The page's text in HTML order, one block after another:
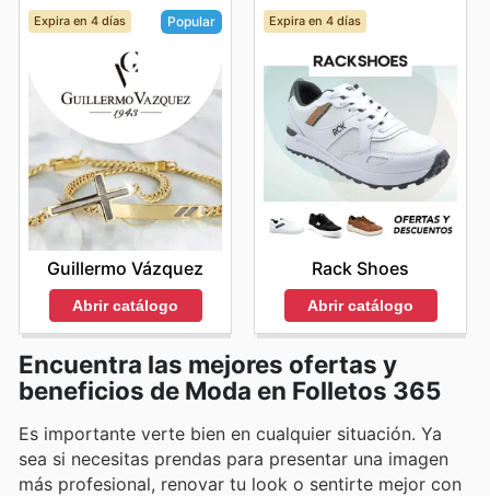
Expira en 4 días Popular
Guillermo Vázquez
Abrir catálogo
Expira en 4 días
Rack Shoes
Abrir catálogo
Encuentra las mejores ofertas y
beneficios de Moda en Folletos 365
Es importante verte bien en cualquier situación. Ya
sea si necesitas prendas para presentar una imagen
más profesional, renovar tu look o sentirte mejor con